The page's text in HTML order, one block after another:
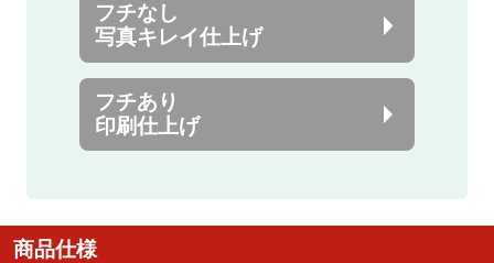
フチなし
写真キレイ仕上げ
フチあり
印刷仕上げ
商品仕様